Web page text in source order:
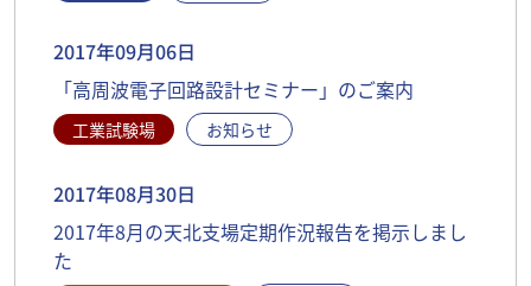
2017年09月06日
「高周波電子回路設計セミナー」のご案内
工業試験場 お知らせ
2017年08月30日
2017年8月の天北支場定期作況報告を掲示しまし
た